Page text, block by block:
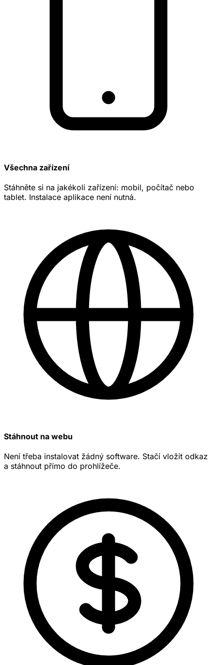
Všechna zařízení
Stáhněte si na jakékoli zařízení: mobil, počítač nebo
tablet. Instalace aplikace není nutná.
Stáhnout na webu
Není třeba instalovat žádný software. Stačí vložit odkaz
a stáhnout přímo do prohlížeče.